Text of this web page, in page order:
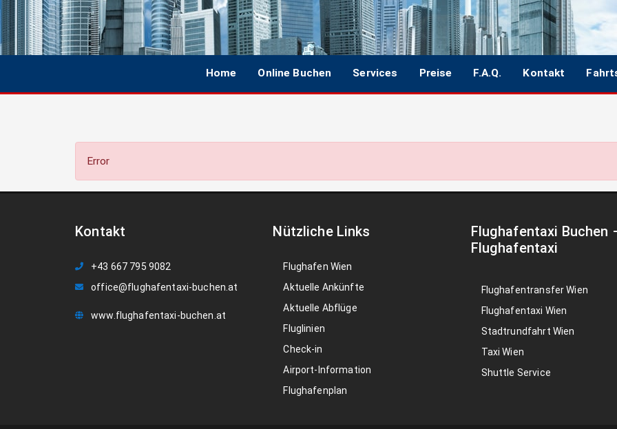
Home Online Buchen Services Preise F.A.Q. Kontakt
Error
Kontakt
+43 667 795 9082
office@flughafentaxi-buchen.at
www.flughafentaxi-buchen.at
Nützliche Links
Flughafen Wien
Aktuelle Ankünfte
Aktuelle Abflüge
Fluglinien
Check-in
Airport-Information
Flughafenplan
Flughafentaxi Buchen
Flughafentaxi
Flughafentransfer Wien
Flughafentaxi Wien
Stadtrundfahrt Wien
Taxi Wien
Shuttle Service